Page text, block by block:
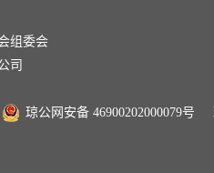
组委会
司
琼公网安备 46900202000079号